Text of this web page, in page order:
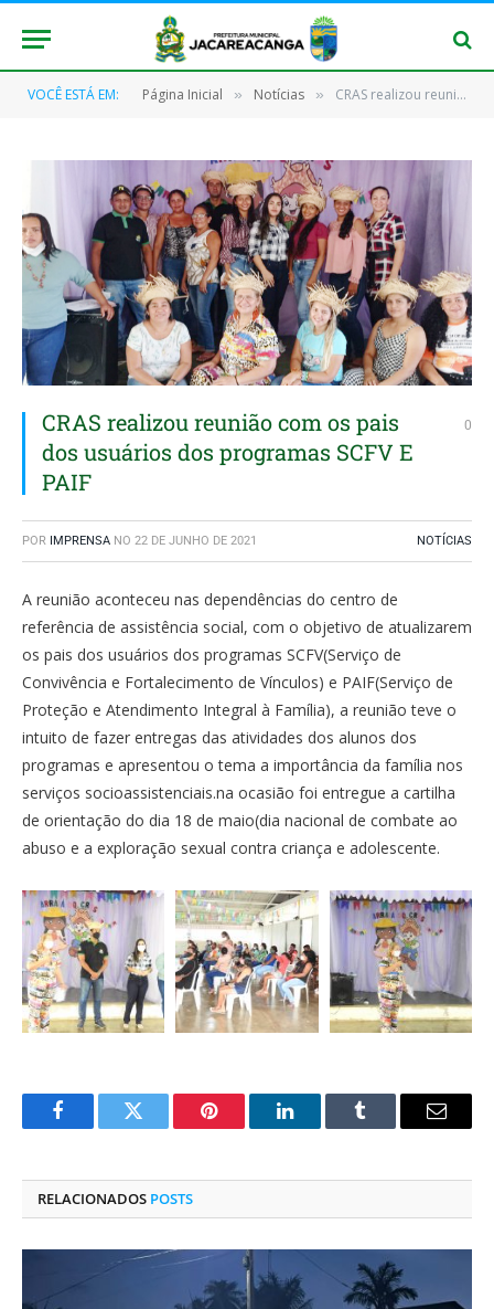
VOCÊ ESTÁ EM: Página Inicial » Notícias » CRAS realizou reunião com os pais dos usuários dos programas SCFV E PAIF
CRAS realizou reunião com os pais
dos usuários dos programas SCFV E
PAIF
0
POR IMPRENSA NO 22 DE JUNHO DE 2021 NOTÍCIAS
A reunião aconteceu nas dependências do centro de
referência de assistência social, com o objetivo de atualizarem
os pais dos usuários dos programas SCFV(Serviço de
Convivência e Fortalecimento de Vínculos) e PAIF(Serviço de
Proteção e Atendimento Integral à Família), a reunião teve o
intuito de fazer entregas das atividades dos alunos dos
programas e apresentou o tema a importância da família nos
serviços socioassistenciais.na ocasião foi entregue a cartilha
de orientação do dia 18 de maio(dia nacional de combate ao
abuso e a exploração sexual contra criança e adolescente.
FacebookTwitter Pinterest O
Tumblr
E-
RELACIONADOS POSTS